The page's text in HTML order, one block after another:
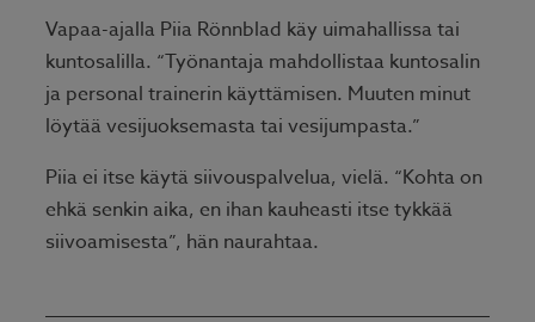
Vapaa-ajalla Piia Rönnblad käy uimahallissa tai
kuntosalilla. “Työnantaja mahdollistaa kuntosalin
ja personal trainerin käyttämisen. Muuten minut
löytää vesijuoksemasta tai vesijumpasta.”
Piia ei itse käytä siivouspalvelua, vielä. “Kohta on
ehkä senkin aika, en ihan kauheasti itse tykkää
siivoamisesta”, hän naurahtaa.